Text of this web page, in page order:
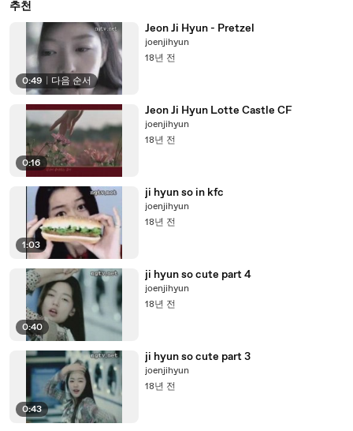
추천
0:49 다음 순서
Jeon Ji Hyun - Pretzel
joenjihyun
18년 전
0:16
Jeon Ji Hyun Lotte Castle CF
joenjihyun
18년 전
1:03
ji hyun so in kfc
joenjihyun
18년 전
0:40
ji hyun so cute part 4
joenjihyun
18년 전
0:43
ji hyun so cute part 3
joenjihyun
18년 전